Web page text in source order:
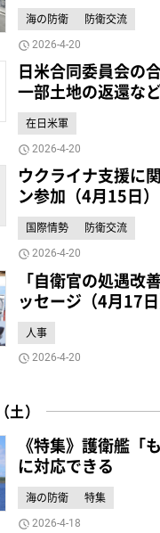
海の防衛 防衛交流
2026-4-20
日米合同委員会の
一部土地の返還な
在日米軍
2026-4-20
ウクライナ支援に
ン参加（4月15日）
国際情勢 防衛交流
2026-4-20
「自衛官の処遇改
ッセージ（4月17日
人事
2026-4-20
）
《特集》護衛艦
に対応できる
海の防衛 特集
2026-4-18